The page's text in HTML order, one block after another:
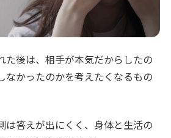
た後は、相手が本気だからしたの
なかったのかを考えたくなるもの
は答えが出にくく、身体と生活の